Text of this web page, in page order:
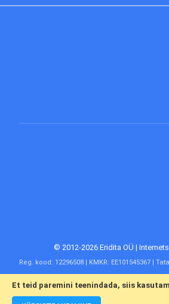
Et teid paremini teenindada, siis
© 2012-2026 Eridita OÜ |
Reg. kood: 12296508 | KMKR: EE101545367 |
Meist Kasvandustele